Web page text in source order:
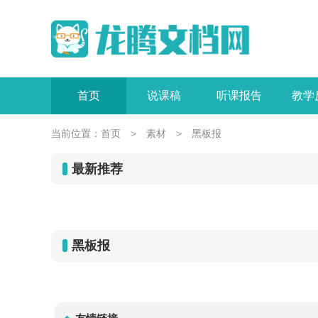
首页 说课稿 听课报告 教学
当前位置： 首页 > 素材 > 黑板报
最新推荐
黑板报